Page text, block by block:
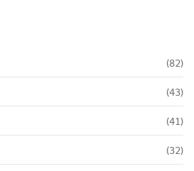
(82)
(43)
(41)
(32)